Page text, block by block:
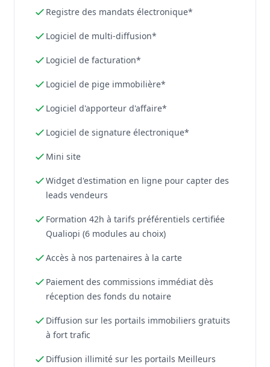
Registre des mandats électronique*
Logiciel de multi-diffusion*
Logiciel de facturation*
Logiciel de pige immobilière*
Logiciel d'apporteur d'affaire*
Logiciel de signature électronique*
Mini site
Widget d'estimation en ligne pour capter des
leads vendeurs
Formation 42h à tarifs préférentiels certifiée
Qualiopi (6 modules au choix)
Accès à nos partenaires à la carte
Paiement des commissions immédiat dès
réception des fonds du notaire
Diffusion sur les portails immobiliers gratuits
à fort trafic
Diffusion illimité sur les portails Meilleurs